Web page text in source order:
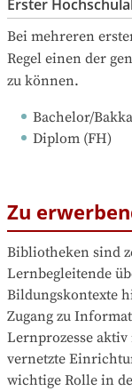
Erster
Bei mehreren
Regel einen der
zu können.
Bachelor/
Diplom (FH)
Zu
Bibliotheken sind
Lernbegleitende
Bildungskontexte
Zugang zu
Lernprozesse
vernetzte
wichtige Rolle in